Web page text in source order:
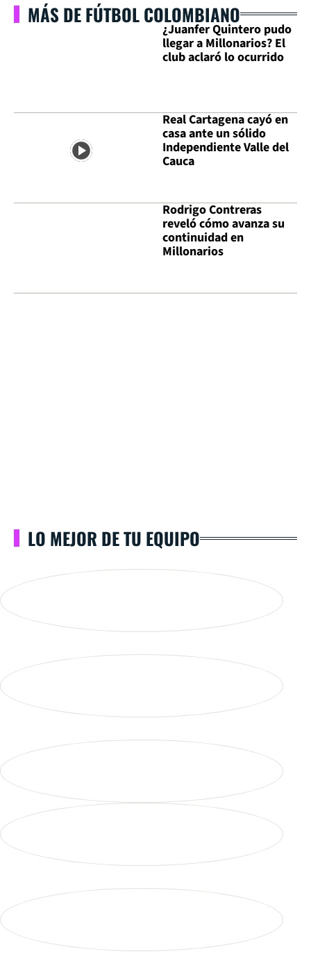
MÁS DE FÚTBOL COLOMBIANO
¿Juanfer Quintero pudo
llegar a Millonarios? El
club aclaró lo ocurrido
Real Cartagena cayó en
casa ante un sólido
Independiente Valle del
Cauca
Rodrigo Contreras
reveló cómo avanza su
continuidad en
Millonarios
LO MEJOR DE TU EQUIPO